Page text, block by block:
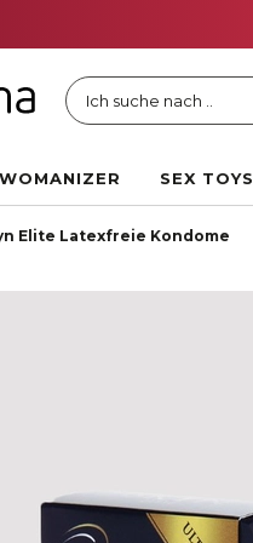
Ich suche nach ..
WOMANIZER SEX TOYS
Elite Latexfreie Kondome